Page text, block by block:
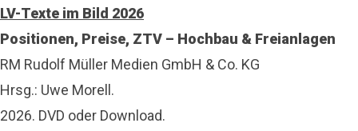
LV-Texte im Bild 2026
Positionen, Preise, ZTV – Hochbau & Freianlagen
RM Rudolf Müller Medien GmbH & Co. KG
Hrsg.: Uwe Morell.
2026. DVD oder Download.